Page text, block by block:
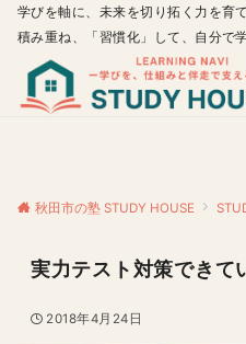
学びを軸に、未来を切り拓く力を育
積み重ね、「習慣化」して、自分で
秋田市の塾 STUDY HOUSE
実力テスト対策できて
2018年4月24日